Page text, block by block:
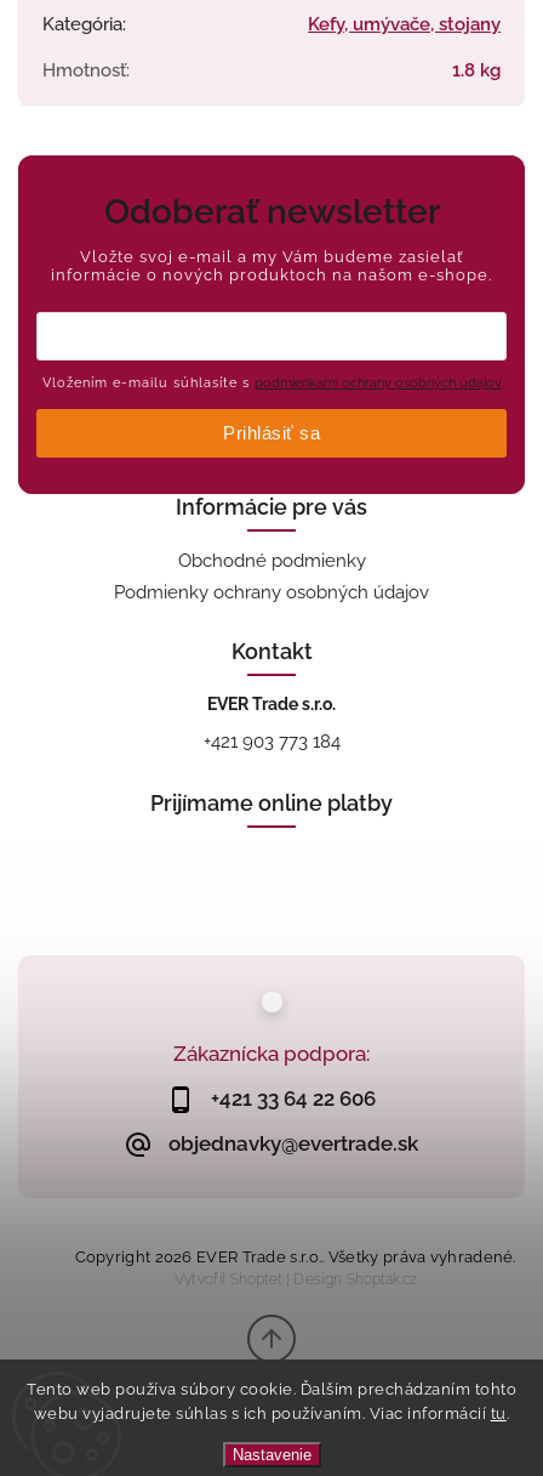
Tento web používa súbory cookie. Ďalším prechádzaním tohto
webu vyjadrujete súhlas s ich používaním. Viac informácií tu.
Nastavenie
Kategória: Kefy, umývače, stojany
Hmotnosť: 1.8 kg
Zákaznícka podpora:
+421 33 64 22 606
objednavky@evertrade.sk
Odoberať newsletter
Vložte svoj e-mail a my Vám budeme zasielať
informácie o nových produktoch na našom e-shope.
Vložením e-mailu súhlasíte s podmienkami ochrany osobných údajov
Prihlásiť sa
Informácie pre vás
Obchodné podmienky
Podmienky ochrany osobných údajov
Kontakt
EVER Trade s.r.o.
+421 903 773 184
Prijímame online platby
Copyright 2026 EVER Trade s.r.o.. Všetky práva vyhradené.
Vytvořil Shoptet | Design Shoptak.cz